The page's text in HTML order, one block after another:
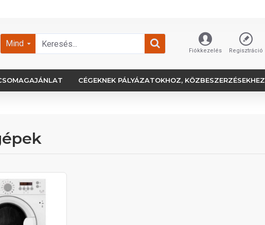
Mind
Fiókkezelés Regisztráció
CÉGEKNEK PÁLYÁZATOKHOZ, KÖZBESZERZÉSEKHEZ